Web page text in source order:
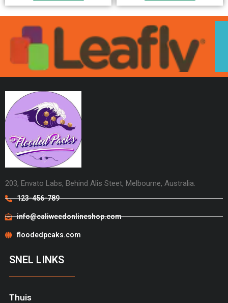
203, Envato Labs, Behind Alis Steet, Melbourne, Australia.
123-456-789
info@caliweedonlineshop.com
floodedpcaks.com
SNEL LINKS
Thuis